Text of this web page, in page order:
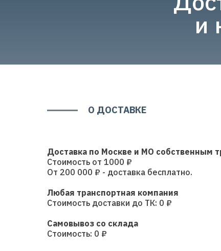
и
О ДОСТАВКЕ
Доставка по Москве и МО собственным
Стоимость от 1000 ₽
От 200 000 ₽ - доставка бесплатно.
Любая транспортная компания
Стоимость доставки до ТК: 0 ₽
Самовывоз со склада
Стоимость: 0 ₽